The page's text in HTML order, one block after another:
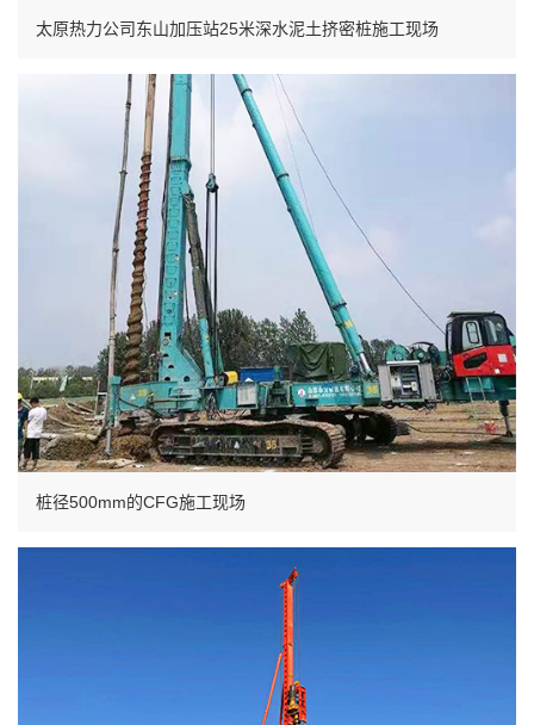
太原热力公司东山加压站25米深水泥土挤密桩施工现场
桩径500mm的CFG施工现场